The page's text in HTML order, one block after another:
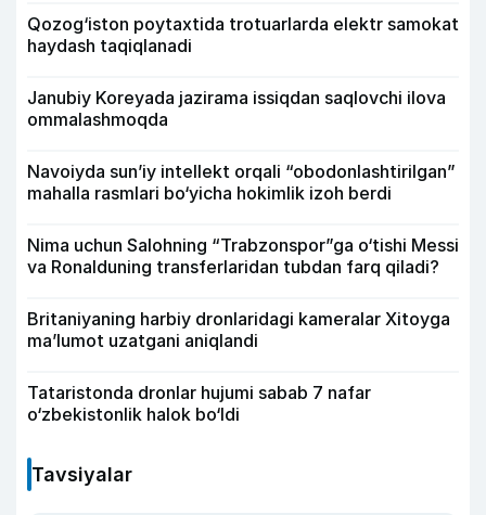
Qozog‘iston poytaxtida trotuarlarda elektr samokat
haydash taqiqlanadi
Janubiy Koreyada jazirama issiqdan saqlovchi ilova
ommalashmoqda
Navoiyda sun’iy intellekt orqali “obodonlashtirilgan”
mahalla rasmlari bo‘yicha hokimlik izoh berdi
Nima uchun Salohning “Trabzonspor”ga o‘tishi Messi
va Ronalduning transferlaridan tubdan farq qiladi?
Britaniyaning harbiy dronlaridagi kameralar Xitoyga
ma’lumot uzatgani aniqlandi
Tataristonda dronlar hujumi sabab 7 nafar
o‘zbekistonlik halok bo‘ldi
Tavsiyalar